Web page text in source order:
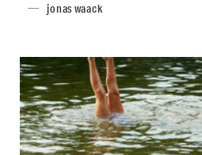
jonas waack